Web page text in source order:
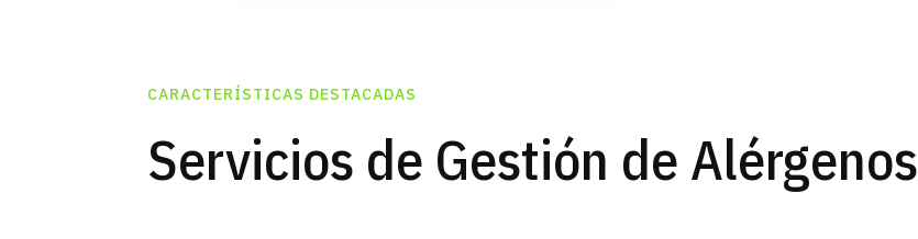
CARACTERÍSTICAS DESTACADAS
Servicios de Gestión de Alérgenos